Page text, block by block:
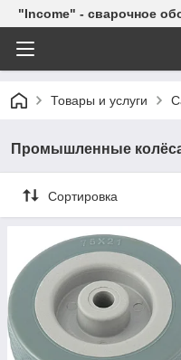
"Income" - сварочное
Товары и услуги
Промышленные
Сортировка